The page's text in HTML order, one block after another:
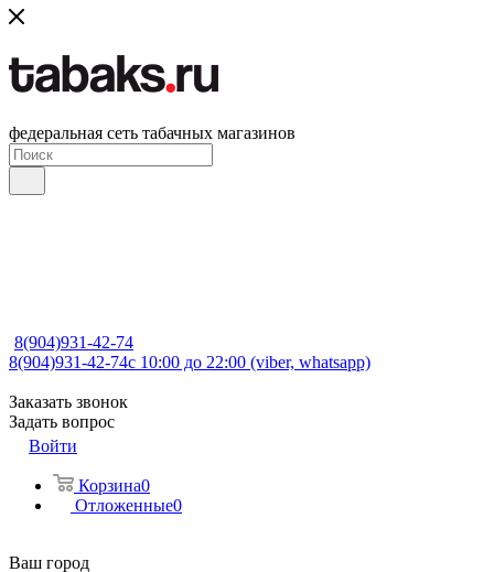
федеральная сеть табачных магазинов
8(904)931-42-74
8(904)931-42-74с 10:00 до 22:00 (viber, whatsapp)
Заказать звонок
Задать вопрос
Войти
Корзина0
Отложенные0
Ваш город